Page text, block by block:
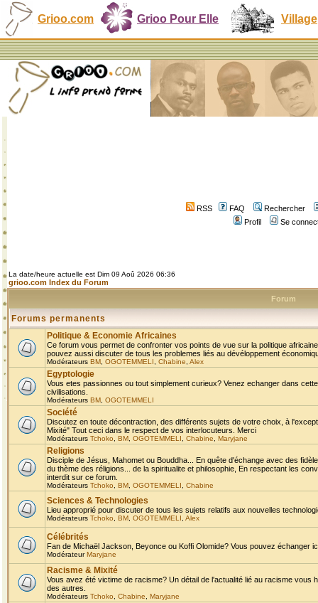
Grioo.com Grioo Pour Elle Village
RSS FAQ
Rechercher
Profil
Se
La date/heure actuelle est Dim 09 Aoû 2026 06:36
grioo.com Index du Forum
Forum
Forums permanents
Politique & Economie Africaines
Ce forum vous permet de confronter vos points de vue sur la politique
pouvez aussi discuter de tous les problemes liés au dévéloppement
Modérateurs BM OGOTEMMELI Chabine Alex
Egyptologie
Vous etes passionnes ou tout simplement curieux? Venez echanger dans
civilisations.
Modérateurs BM OGOTEMMELI
Société
Discutez en toute décontraction, des différents sujets de votre choix, à
Mixité" Tout ceci dans le respect de vos interlocuteurs. Merci
Modérateurs Tchoko BM OGOTEMMELI Chabine Maryjane
Religions
Disciple de Jésus, Mahomet ou Bouddha... En quête d'échange avec des
du thème des réligions... de la spiritualite et philosophie, En respectant les
interdit sur ce forum.
Modérateurs Tchoko BM OGOTEMMELI Chabine
Sciences & Technologies
Lieu approprié pour discuter de tous les sujets relatifs aux nouvelles
Modérateurs Tchoko BM OGOTEMMELI Alex
Célébrités
Fan de Michaël Jackson, Beyonce ou Koffi Olomide? Vous pouvez échanger
ModérateurMaryjane
Racisme & Mixité
Vous avez été victime de racisme? Un détail de l'actualité lié au racisme
des autres.
Modérateurs Tchoko Chabine Maryjane